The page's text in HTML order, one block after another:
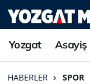
Yozgat Asayiş
HABERLER SPOR